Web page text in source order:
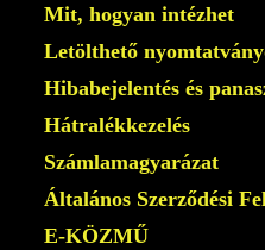
Mit, hogyan intézhet
Letölthető
Hibabejelentés és
Hátralékkezelés
Számlamagyarázat
Általános Szerződési
E-KÖZMŰ